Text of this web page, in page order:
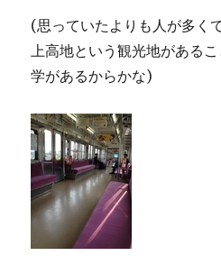
(思っていたよりも人が多く
上高地という観光地がある
学があるからかな)